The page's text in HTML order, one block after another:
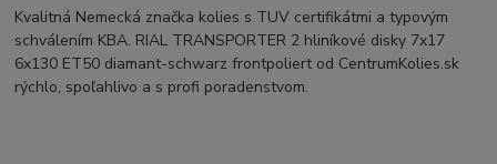
Kvalitná Nemecká značka kolies s TUV certifikátmi a typovým
schválením KBA. RIAL TRANSPORTER 2 hliníkové disky 7x17
6x130 ET50 diamant-schwarz frontpoliert od CentrumKolies.sk
rýchlo, spoľahlivo a s profi poradenstvom.